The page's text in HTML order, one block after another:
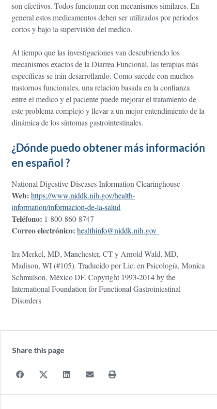
son efectivos. Todos funcionan con mecanismos similares. En
general estos medicamentos deben ser utilizados por periodos
cortos y bajo la supervisión del medico.
Al tiempo que las investigaciones van descubriendo los
mecanismos exactos de la Diarrea Funcional, las terapias más
específicas se irán desarrollando. Como sucede con muchos
trastornos funcionales, una relación basada en la confianza
entre el medico y el paciente puede mejorar el tratamiento de
este problema complejo y llevar a un mejor entendimiento de la
dinámica de los síntomas gastrointestinales.
¿Dónde puedo obtener más información
en español ?
National Digestive Diseases Information Clearinghouse
Web: https://www.niddk.nih.gov/health-
information/informacion-de-la-salud
Teléfono: 1-800-860-8747
Correo electrónico: healthinfo@niddk.nih.gov
Ira Merkel, MD, Manchester, CT y Arnold Wald, MD,
Madison, WI (#105). Traducido por Lic. en Psicología, Monica
Schmulson, México DF. Copyright 1993-2014 by the
International Foundation for Functional Gastrointestinal
Disorders
Share this page